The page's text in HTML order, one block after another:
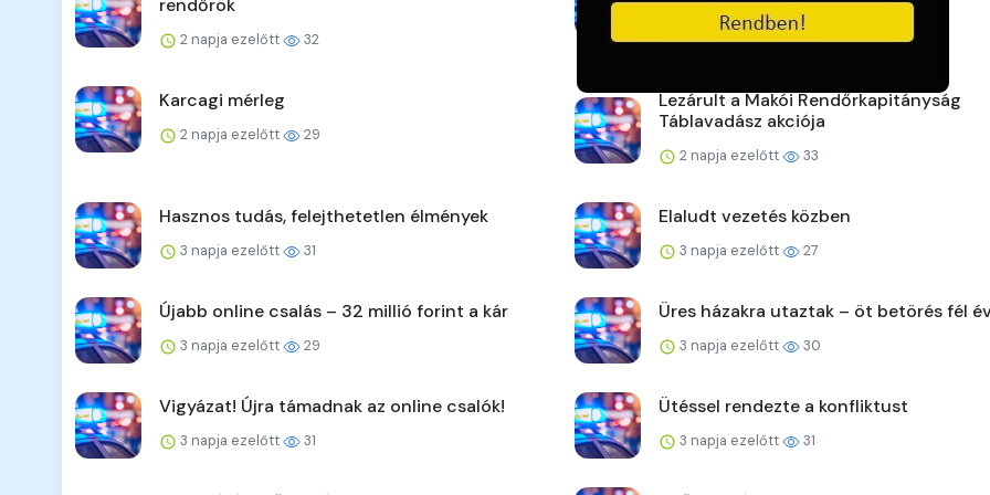
rendőrök
2 napja ezelőtt 32
2 napja ezelőtt 32
Karcagi mérleg
2 napja ezelőtt 29
Lezárult a Makói Rendőrkapitányság
Táblavadász akciója
2 napja ezelőtt 33
Hasznos tudás, felejthetetlen élmények
3 napja ezelőtt 31
Elaludt vezetés közben
3 napja ezelőtt 27
Újabb online csalás – 32 millió forint a kár
3 napja ezelőtt 29
Üres házakra utaztak – öt betörés fél
3 napja ezelőtt 30
Vigyázat! Újra támadnak az online csalók!
3 napja ezelőtt 31
Ütéssel rendezte a konfliktust
3 napja ezelőtt 31